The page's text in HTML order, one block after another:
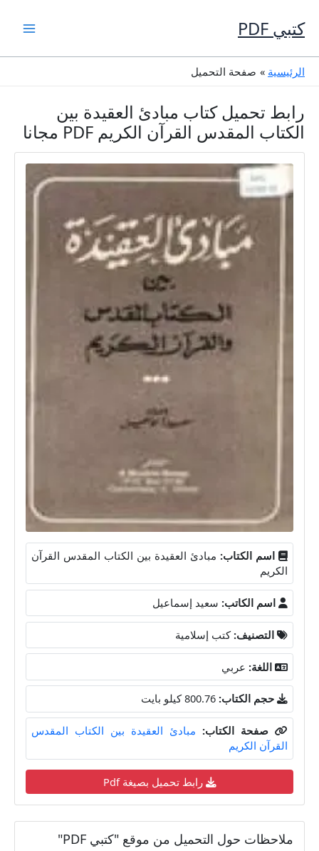
إلى
المحتوى
كتبي PDF
الرئيسية صفحة التحميل
رابط تحميل كتاب مبادئ العقيدة بين
الكتاب المقدس القرآن الكريم PDF مجانا
اسم الكتاب: مبادئ العقيدة بين الكتاب المقدس القرآن
الكريم
اسم الكاتب: سعيد إسماعيل
التصنيف: كتب إسلامية
اللغة: عربي
حجم الكتاب: 800.76 كيلو بايت
صفحة الكتاب: مبادئ العقيدة بين الكتاب المقدس
القرآن الكريم
رابط تحميل بصيغة Pdf
ملاحظات حول التحميل من موقع "كتبي PDF"